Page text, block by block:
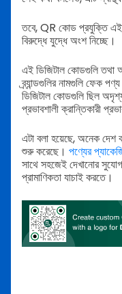
তবে, QR কোড প্রযুক্তি এই
বিরুদ্ধে যুদ্ধে অংশ নিচ্ছে।
এই ডিজিটাল কোডগুলি তথা
ব্র্যান্ডগুলির নামগুলি ফেক
ডিজিটাল কোডগুলি ছিল
প্রভাবশালী ক্রান্তিকারী
এটা বলা হয়েছে, অনেক দেশ
শুরু করেছে। পণ্যের
সাথে সহজেই দেখানোর সুযোগ
প্রামাণিকতা যাচাই করতে।